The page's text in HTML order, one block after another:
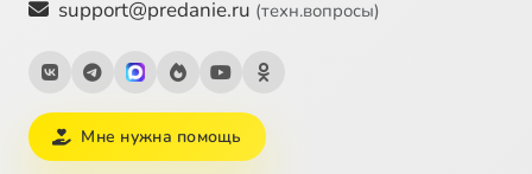
support@predanie.ru (техн.вопросы)
Мне нужна помощь